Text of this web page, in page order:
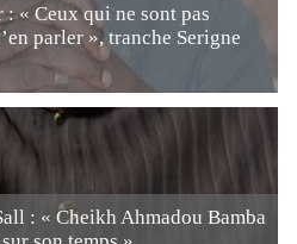
: « Ceux qui ne sont pas
parler », tranche Serigne
: « Cheikh Ahmadou Bamba